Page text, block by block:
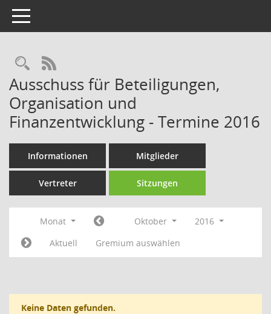
Toggle navigation
Rechercheauswahl
RSS-Feed
Ausschuss für Beteiligungen,
Organisation und
Finanzentwicklung - Termine 2016
Informationen Mitglieder
Vertreter Sitzungen
Monat Oktober
2016
Aktuell
Gremium auswählen
Keine Daten gefunden.